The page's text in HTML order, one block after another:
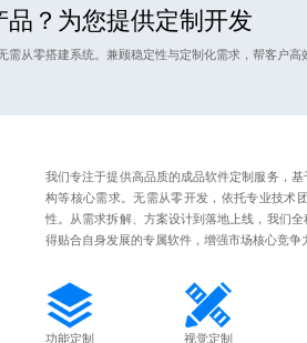
？为您提供定制开发
从零搭建系统。兼顾稳定性与定制化需求，帮客户高
我们专注于提供高品质的成品软件定制服务，
构等核心需求。无需从零开发，依托专业技术
性。从需求拆解、方案设计到落地上线，我们
得贴合自身发展的专属软件，增强市场核心竞争
功能定制 视觉定制